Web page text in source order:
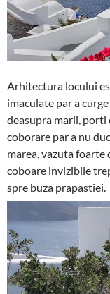
Arhitectura locului
imaculate par a
deasupra marii, porti
coborare par a nu
marea, vazuta foarte
coboare invizibile
spre buza prapastiei.